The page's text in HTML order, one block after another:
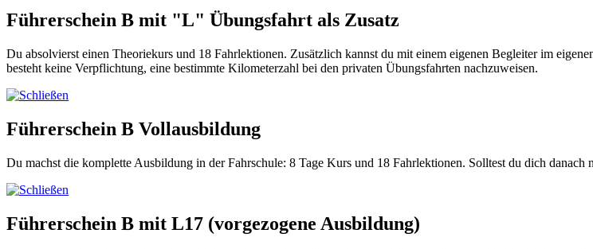
Führerschein B mit "L" Übungsfahrt als Zusatz
Du absolvierst einen Theoriekurs und 18 Fahrlektionen. Zusätzlich kannst du mit einem eigenen Begleiter im
besteht keine Verpflichtung, eine bestimmte Kilometerzahl bei den privaten Übungsfahrten nachzuweisen.
Führerschein B Vollausbildung
Du machst die komplette Ausbildung in der Fahrschule: 8 Tage Kurs und 18 Fahrlektionen. Solltest du dich
Führerschein B mit L17 (vorgezogene Ausbildung)